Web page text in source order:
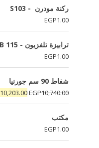
ركنة مودرن - S103
EGP1.00
ترابيزة تلفزيون - B 115
EGP1.00
شفاط 90 سم جورنيا
EGP10,740.00
السعر
الأصلي
10,203.00
مكتب
EGP1.00